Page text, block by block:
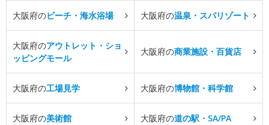
大阪府のビーチ・海水浴場 大阪府の温泉・スパリゾート
大阪府のアウトレット・ショ
ッピングモール
大阪府の商業施設・百貨店
大阪府の工場見学 大阪府の博物館・科学館
大阪府の美術館 大阪府の道の駅・SA/PA